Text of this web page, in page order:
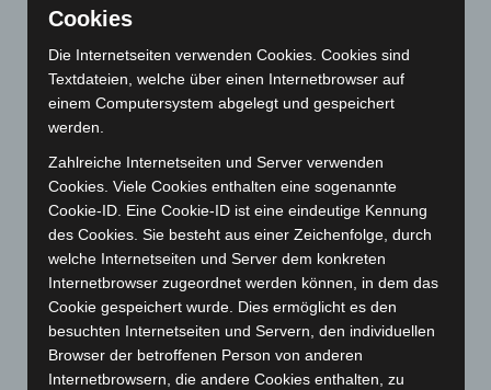
März 2023(174)
Februar 2023(154)
Januar 2023(140)
Dezember 2022
(130)
Oktober 2022(166)
September 2022(205)
August 2022
Juli 2022(133)
Juni 2022(167)
Mai 2022
(177)
April 2022(198)
Cookies
Die Internetseiten verwenden Cookies. Cookies sind
Textdateien, welche über einen Internetbrowser auf
einem Computersystem abgelegt und gespeichert
werden.
Zahlreiche Internetseiten und Server verwenden
Cookies. Viele Cookies enthalten eine sogenannte
Cookie-ID. Eine Cookie-ID ist eine eindeutige Kennung
des Cookies. Sie besteht aus einer Zeichenfolge, durch
welche Internetseiten und Server dem konkreten
Internetbrowser zugeordnet werden können, in dem das
Cookie gespeichert wurde. Dies ermöglicht es den
besuchten Internetseiten und Servern, den individuellen
Browser der betroffenen Person von anderen
Internetbrowsern, die andere Cookies enthalten, zu